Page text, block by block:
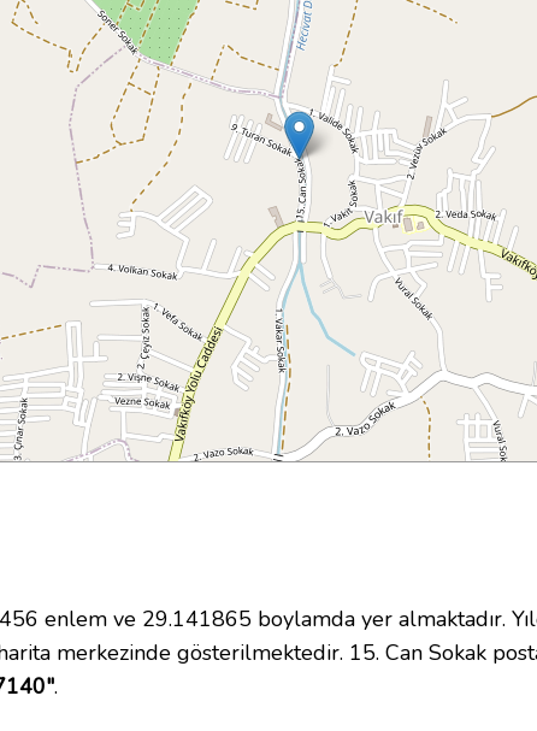
enlem ve 29.141865 boylamda yer almaktadır.
merkezinde gösterilmektedir. 15. Can Sokak
.